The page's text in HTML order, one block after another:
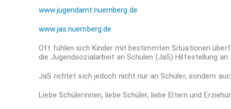
www.jugendamt.nuernberg.de
www.jas.nuernberg.de
Oft fühlen sich Kinder mit bestimmten Situationen
die Jugendsozialarbeit an Schulen (JaS) Hilfestellung an.
JaS richtet sich jedoch nicht nur an Schüler, sondern
Liebe Schülerinnen, liebe Schüler, liebe Eltern und